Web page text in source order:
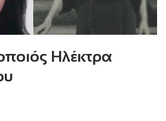
Ηλέκτρα